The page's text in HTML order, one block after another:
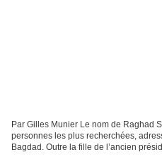
Par Gilles Munier Le nom de Raghad
personnes les plus recherchées,
Bagdad. Outre la fille de l’ancien